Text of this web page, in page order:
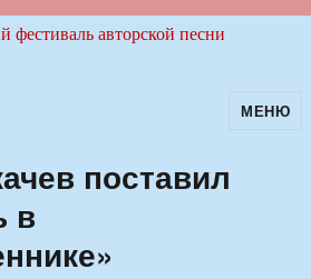
авторскойМЕНЮ
поставил
в